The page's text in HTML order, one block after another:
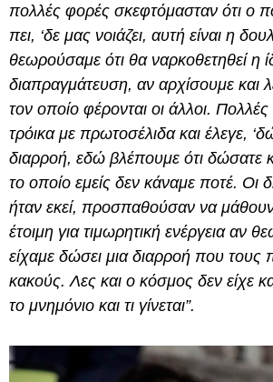
πολλές φορές σκεφτόμασταν ότι ο
πει, ‘δε μας νοιάζει, αυτή είναι η
θεωρούσαμε ότι θα ναρκοθετηθεί η
διαπραγμάτευση, αν αρχίσουμε και
τον οποίο φέρονται οι άλλοι.
τρόικα με πρωτοσέλιδα και έλεγε,
διαρροή, εδώ βλέπουμε ότι δώσατε
το οποίο εμείς δεν κάναμε ποτέ. Οι
ήταν εκεί, προσπαθούσαν να
έτοιμη για τιμωρητική ενέργεια αν
είχαμε δώσει μια διαρροή που τους
κακούς. Λες και ο κόσμος δεν είχε
το μνημόνιο και τι γίνεται”.